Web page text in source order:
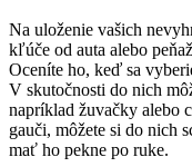
Na uloženie vašich
kľúče od auta alebo
Oceníte ho, keď sa
V skutočnosti do nich
napríklad žuvačky alebo
gauči, môžete si do nich
mať ho pekne po ruke.